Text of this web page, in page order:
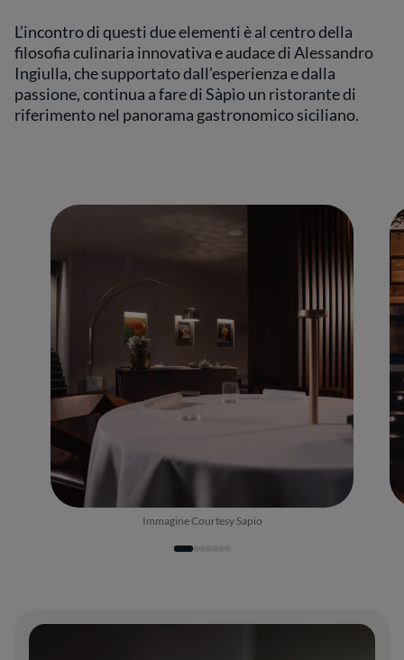
L’incontro di questi due elementi è al centro della
filosofia culinaria innovativa e audace di Alessandro
Ingiulla, che supportato dall’esperienza e dalla
passione, continua a fare di Sàpìo un ristorante di
riferimento nel panorama gastronomico siciliano.
Immagine Courtesy Sapio